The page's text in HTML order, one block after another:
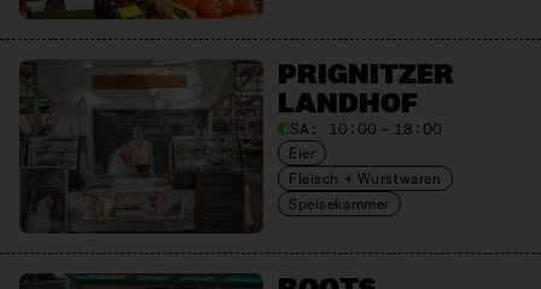
PRIGNITZER
LANDHOF
SA: 10:00 – 18:00
Eier
Fleisch + Wurstwaren
Speisekammer